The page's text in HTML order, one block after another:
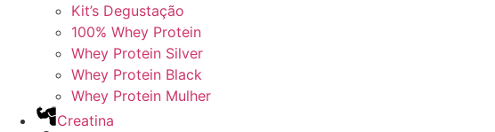
Kit’s Degustação
100% Whey Protein
Whey Protein Silver
Whey Protein Black
Whey Protein Mulher
Creatina